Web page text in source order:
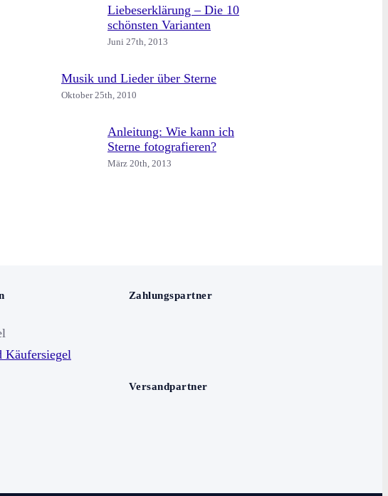
Liebeserklärung – Die 10
schönsten Varianten
Juni 27th, 2013
Musik und Lieder über Sterne
Oktober 25th, 2010
Anleitung: Wie kann ich
Sterne fotografieren?
März 20th, 2013
Zahlungspartner
Versandpartner